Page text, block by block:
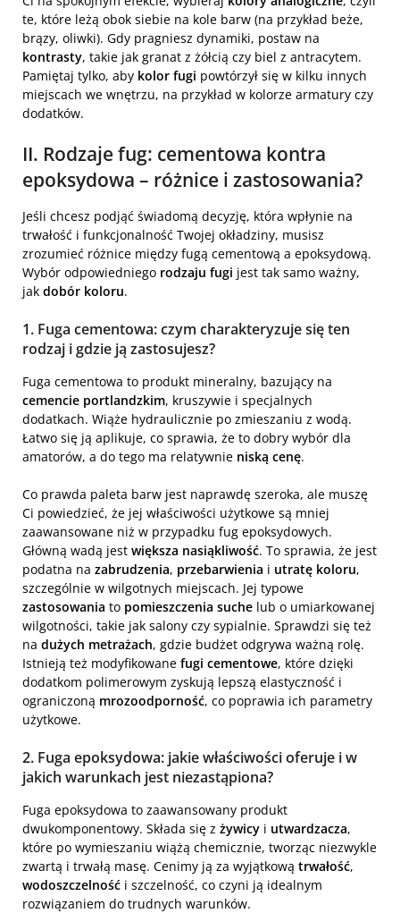
te, które leżą obok siebie na kole barw (na przykład beże,
brązy, oliwki). Gdy pragniesz dynamiki, postaw na
kontrasty, takie jak granat z żółcią czy biel z antracytem.
Pamiętaj tylko, aby kolor fugi powtórzył się w kilku innych
miejscach we wnętrzu, na przykład w kolorze armatury czy
dodatków.
II. Rodzaje fug: cementowa kontra
epoksydowa – różnice i zastosowania?
Jeśli chcesz podjąć świadomą decyzję, która wpłynie na
trwałość i funkcjonalność Twojej okładziny, musisz
zrozumieć różnice między fugą cementową a epoksydową.
Wybór odpowiedniego rodzaju fugi jest tak samo ważny,
jak dobór koloru.
1. Fuga cementowa: czym charakteryzuje się ten
rodzaj i gdzie ją zastosujesz?
Fuga cementowa to produkt mineralny, bazujący na
cemencie portlandzkim, kruszywie i specjalnych
dodatkach. Wiąże hydraulicznie po zmieszaniu z wodą.
Łatwo się ją aplikuje, co sprawia, że to dobry wybór dla
amatorów, a do tego ma relatywnie niską cenę.
Co prawda paleta barw jest naprawdę szeroka, ale muszę
Ci powiedzieć, że jej właściwości użytkowe są mniej
zaawansowane niż w przypadku fug epoksydowych.
Główną wadą jest większa nasiąkliwość. To sprawia, że jest
podatna na zabrudzenia, przebarwienia i utratę koloru,
szczególnie w wilgotnych miejscach. Jej typowe
zastosowania to pomieszczenia suche lub o umiarkowanej
wilgotności, takie jak salony czy sypialnie. Sprawdzi się też
na dużych metrażach, gdzie budżet odgrywa ważną rolę.
Istnieją też modyfikowane fugi cementowe, które dzięki
dodatkom polimerowym zyskują lepszą elastyczność i
ograniczoną mrozoodporność, co poprawia ich parametry
użytkowe.
2. Fuga epoksydowa: jakie właściwości oferuje i w
jakich warunkach jest niezastąpiona?
Fuga epoksydowa to zaawansowany produkt
dwukomponentowy. Składa się z żywicy i utwardzacza,
które po wymieszaniu wiążą chemicznie, tworząc niezwykle
zwartą i trwałą masę. Cenimy ją za wyjątkową trwałość,
wodoszczelność i szczelność, co czyni ją idealnym
rozwiązaniem do trudnych warunków.